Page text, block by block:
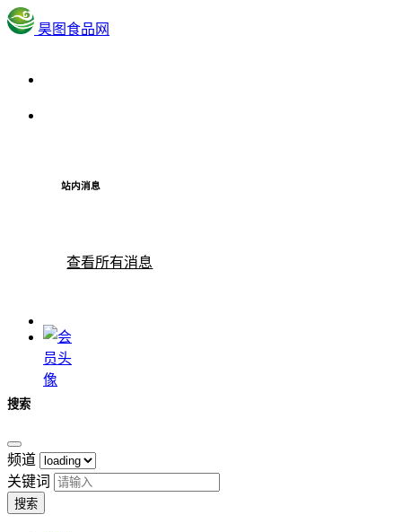
昊图食品网
站内消息
查看所有消息
搜索
频道
关键词
搜索